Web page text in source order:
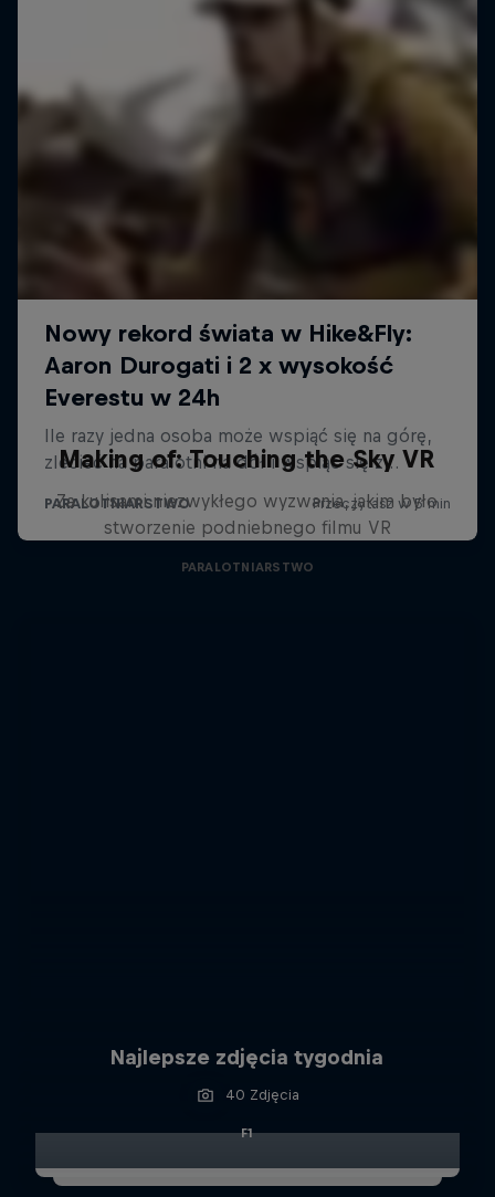
Making of: Touching the Sky VR
Za kulisami niezwykłego wyzwania, jakim było
stworzenie podniebnego filmu VR
PARALOTNIARSTWO
Najlepsze zdjęcia tygodnia
40 Zdjęcia
F1